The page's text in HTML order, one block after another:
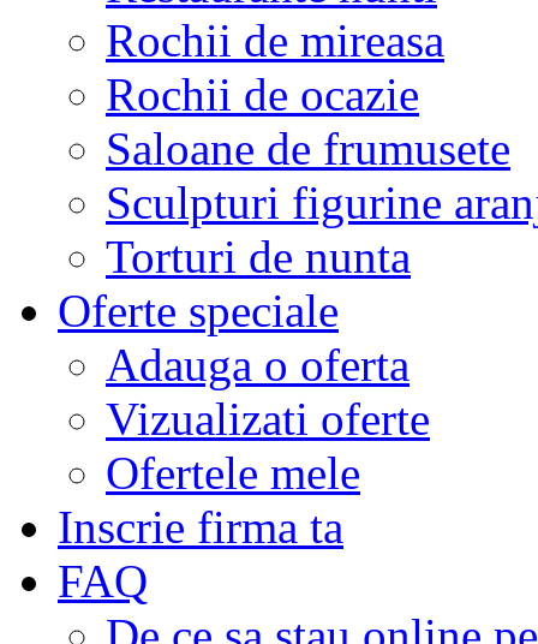
Rochii de mireasa
Rochii de ocazie
Saloane de frumusete
Sculpturi figurine
Torturi de nunta
Oferte speciale
Adauga o oferta
Vizualizati oferte
Ofertele mele
Inscrie firma ta
FAQ